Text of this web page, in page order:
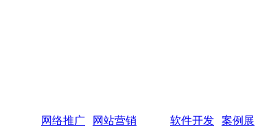
网络推广 网站营销 软件开发
案例展